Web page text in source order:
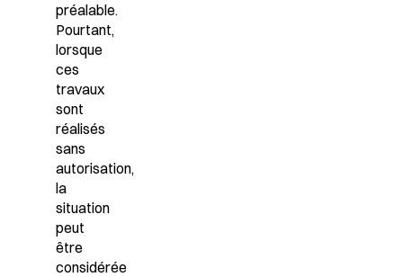
préalable.
Pourtant,
lorsque
ces
travaux
sont
réalisés
sans
autorisation,
la
situation
peut
être
considérée